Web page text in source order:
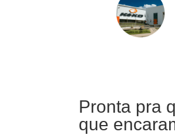
Pronta pra
que